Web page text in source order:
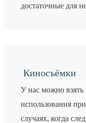
достаточные для
Киносъёмки
У нас можно взять
использования
случаях, когда